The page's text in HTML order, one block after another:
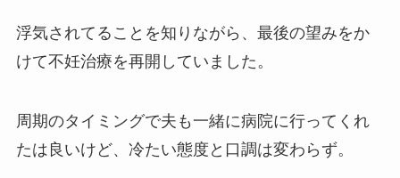
浮気されてることを知りながら、最後の望みをか
けて不妊治療を再開していました。
周期のタイミングで夫も一緒に病院に行ってくれ
たは良いけど、冷たい態度と口調は変わらず。